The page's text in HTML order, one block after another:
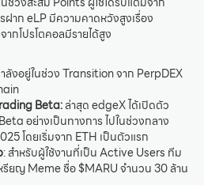
ฝาก eLP มีความคาดหวังสูงเรื่อง
กโปรโตคอลมีรายได้สูง
ลังอยู่ในช่วง Transition จาก PerpDEX
Beta:ล่าสุด edgeX ได้เปิดตัว
อย่างเป็นทางการ ไปในช่วงกลาง
โดยเริ่มจาก ETH เป็นตัวแรก
: สำหรับผู้ใช้งานที่เป็น Active Users ทีม
รียญ Meme ชื่อ $MARU จำนวน 30 ล้าน